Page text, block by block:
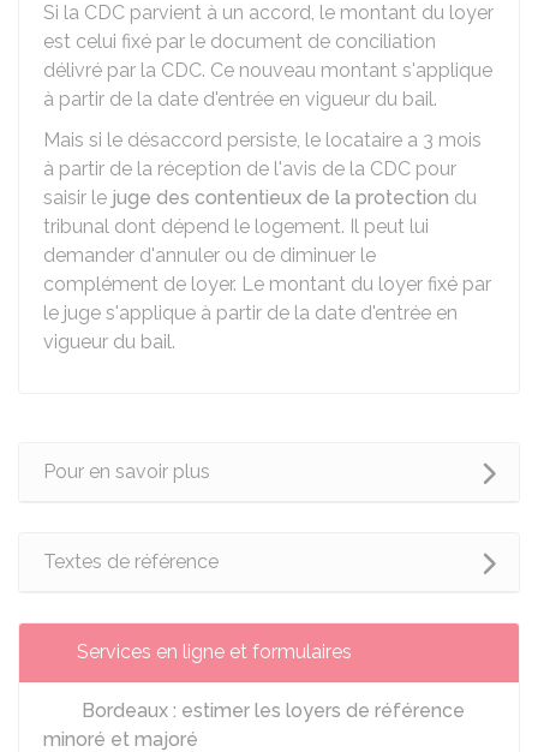
Si la CDC parvient à un accord, le montant du loyer
est celui fixé par le document de conciliation
délivré par la CDC. Ce nouveau montant s'applique
à partir de la date d'entrée en vigueur du bail.
Mais si le désaccord persiste, le locataire a 3 mois
à partir de la réception de l'avis de la CDC pour
saisir le juge des contentieux de la protection du
tribunal dont dépend le logement. Il peut lui
demander d'annuler ou de diminuer le
complément de loyer. Le montant du loyer fixé par
le juge s'applique à partir de la date d'entrée en
vigueur du bail.
Pour en savoir plus
Textes de référence
Services en ligne et formulaires
Bordeaux : estimer les loyers de référence
minoré et majoré